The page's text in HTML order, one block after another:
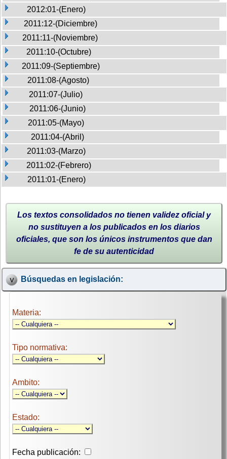
2012:01-(Enero)
2011:12-(Diciembre)
2011:11-(Noviembre)
2011:10-(Octubre)
2011:09-(Septiembre)
2011:08-(Agosto)
2011:07-(Julio)
2011:06-(Junio)
2011:05-(Mayo)
2011:04-(Abril)
2011:03-(Marzo)
2011:02-(Febrero)
2011:01-(Enero)
Los textos consolidados no tienen validez oficial y
no sustituyen a los publicados en los diarios
oficiales, que son los únicos instrumentos que dan
fe de su autenticidad
Búsquedas en legislación:
Materia:
Tipo normativa:
Ambito:
Estado:
Fecha publicación: